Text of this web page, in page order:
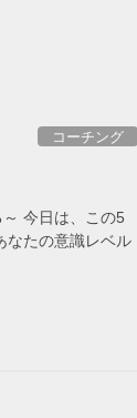
コーチング
今日は、この5
なたの意識レベル